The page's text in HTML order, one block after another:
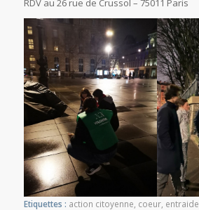
RDV au 26 rue de Crussol – 75011 Paris
Etiquettes : action citoyenne coeur, entraide